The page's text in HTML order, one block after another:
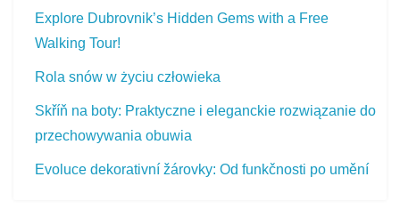
Explore Dubrovnik’s Hidden Gems with a Free
Walking Tour!
Rola snów w życiu człowieka
Skříň na boty: Praktyczne i eleganckie rozwiązanie do
przechowywania obuwia
Evoluce dekorativní žárovky: Od funkčnosti po umění